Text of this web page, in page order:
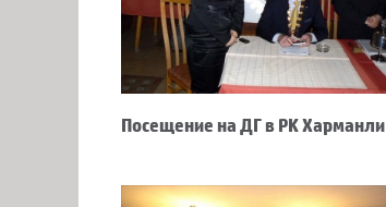
Посещение на ДГ в РК Харманли